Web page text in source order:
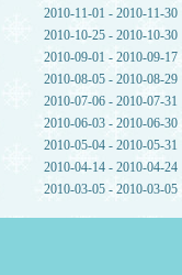
2010-11-01 - 2010-11-30
2010-10-25 - 2010-10-30
2010-09-01 - 2010-09-17
2010-08-05 - 2010-08-29
2010-07-06 - 2010-07-31
2010-06-03 - 2010-06-30
2010-05-04 - 2010-05-31
2010-04-14 - 2010-04-24
2010-03-05 - 2010-03-05